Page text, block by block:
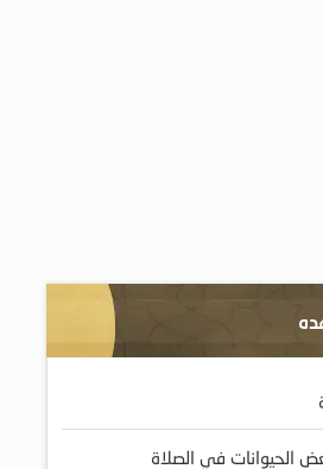
الحيوانات في الصلاة